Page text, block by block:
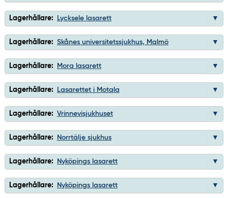
Lagerhållare: Lycksele lasarett
Lagerhållare: Skånes universitetssjukhus, Malmö
Lagerhållare: Mora lasarett
Lagerhållare: Lasarettet i Motala
Lagerhållare: Vrinnevisjukhuset
Lagerhållare: Norrtälje sjukhus
Lagerhållare: Nyköpings lasarett
Lagerhållare: Nyköpings lasarett